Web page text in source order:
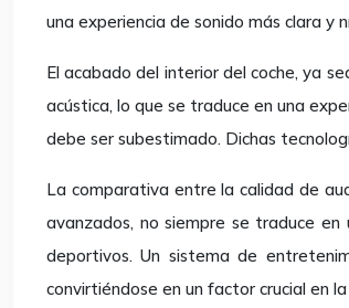
una experiencia de sonido más clara y
El acabado del interior del coche, ya
acústica, lo que se traduce en una
debe ser subestimado. Dichas
La comparativa entre la calidad de
avanzados, no siempre se traduce
deportivos. Un sistema de
convirtiéndose en un factor crucial en